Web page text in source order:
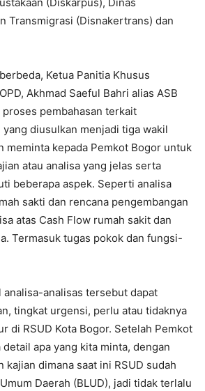
Transmigrasi (Disnakertrans) dan
Ketua Panitia Khusus
Akhmad Saeful Bahri alias ASB
pembahasan terkait
yang diusulkan menjadi tiga wakil
meminta kepada Pemkot Bogor untuk
atau analisa yang jelas serta
beberapa aspek. Seperti analisa
sakti dan rencana pengembangan
atas Cash Flow rumah sakit dan
Termasuk tugas pokok dan fungsi-
analisa-analisas tersebut dapat
tingkat urgensi, perlu atau tidaknya
di RSUD Kota Bogor. Setelah Pemkot
apa yang kita minta, dengan
kajian dimana saat ini RSUD sudah
Daerah (BLUD), jadi tidak terlalu